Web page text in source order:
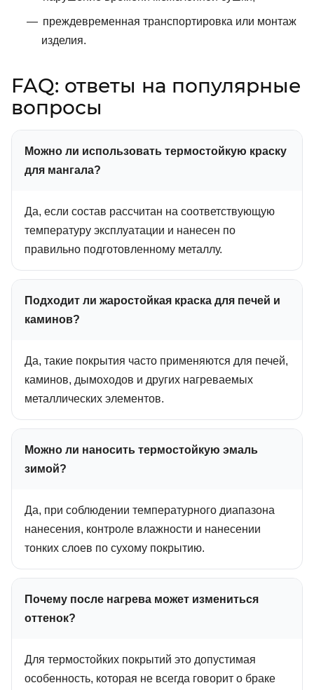
преждевременная транспортировка или монтаж
изделия.
FAQ: ответы на популярные
вопросы
Можно ли использовать термостойкую краску
для мангала?
Да, если состав рассчитан на соответствующую
температуру эксплуатации и нанесен по
правильно подготовленному металлу.
Подходит ли жаростойкая краска для печей и
каминов?
Да, такие покрытия часто применяются для печей,
каминов, дымоходов и других нагреваемых
металлических элементов.
Можно ли наносить термостойкую эмаль
зимой?
Да, при соблюдении температурного диапазона
нанесения, контроле влажности и нанесении
тонких слоев по сухому покрытию.
Почему после нагрева может измениться
оттенок?
Для термостойких покрытий это допустимая
особенность, которая не всегда говорит о браке